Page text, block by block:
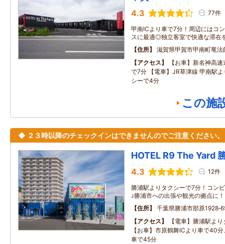
4.3 77件
甲南ICより車で7分！周辺にはコ
スに最適◎独立客室で快適な滞在
住所
滋賀県甲賀市甲南町竜法
アクセス
【お車】新名神高
で7分 【電車】JR草津線 甲南駅
シーで4分
この施
◆ ２３時以降のチェックインはできませんのでご注意ください。
HOTEL R9 The Yard
4.3 12件
勝浦駅よりタクシーで7分！コン
♪勝浦市への出張や観光の拠点に
住所
千葉県勝浦市部原
アクセス
【電車】勝浦駅よ
【お車】市原鶴舞ICより車で40
車で45分